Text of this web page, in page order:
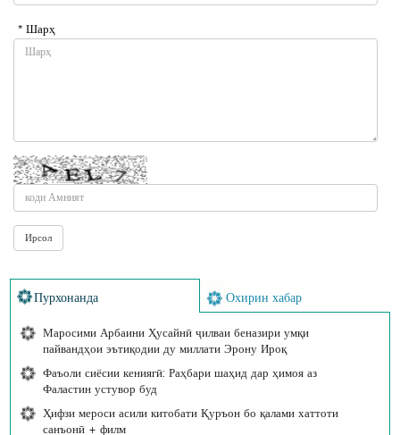
* Шарҳ
Пурхонанда Охирин хабар
Маросими Арбаини Ҳусайнӣ ҷилваи беназири умқи
пайвандҳои эътиқодии ду миллати Эрону Ироқ
Фаъоли сиёсии кениягӣ: Раҳбари шаҳид дар ҳимоя аз
Фаластин устувор буд
Ҳифзи мероси асили китобати Қуръон бо қалами хаттоти
санъонӣ + филм